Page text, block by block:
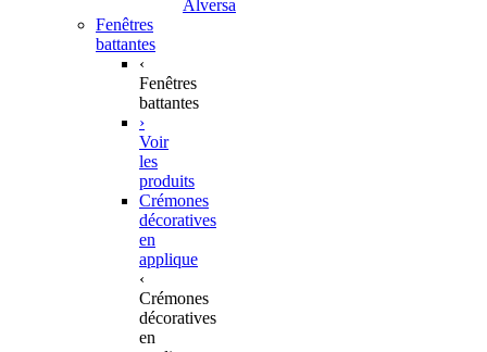
Alversa
Fenêtres
battantes
‹
Fenêtres
battantes
›
Voir
les
produits
Crémones
décoratives
en
applique
‹
Crémones
décoratives
en